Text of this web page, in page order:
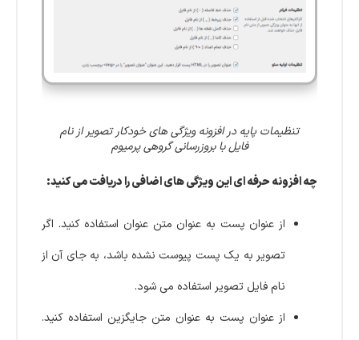
تنظیمات پایه در افزونه ویژگی های خودکار تصویر از نام
فایل با بروزرسانی گروهی پرمیوم
چه افزونه حرفه ای این ویژگی های اضافی را دریافت می کنید:
از عنوان پست به عنوان متن عنوان استفاده کنید. اگر
تصویر به یک پست پیوست نشده باشد، به جای آن از
نام فایل تصویر استفاده می شود.
از عنوان پست به عنوان متن جایگزین استفاده کنید.